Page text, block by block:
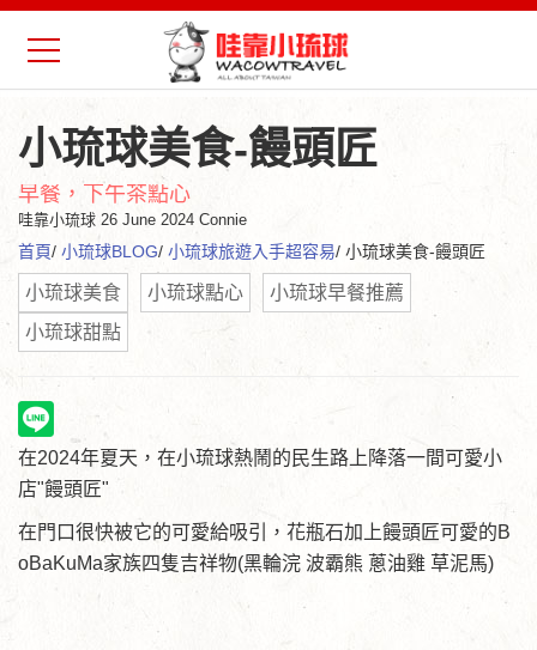
小琉球美食-饅頭匠
早餐，下午茶點心
哇靠小琉球 26 June 2024 Connie
首頁/ 小琉球BLOG/ 小琉球旅遊入手超容易/ 小琉球美食-饅頭匠
小琉球美食 小琉球點心
小琉球早餐推薦
小琉球甜點
在2024年夏天，在小琉球熱鬧的民生路上降落一間可愛小
店"饅頭匠"
在門口很快被它的可愛給吸引，花瓶石加上饅頭匠可愛的B
oBaKuMa家族四隻吉祥物(黑輪浣 波霸熊 蔥油雞 草泥馬)